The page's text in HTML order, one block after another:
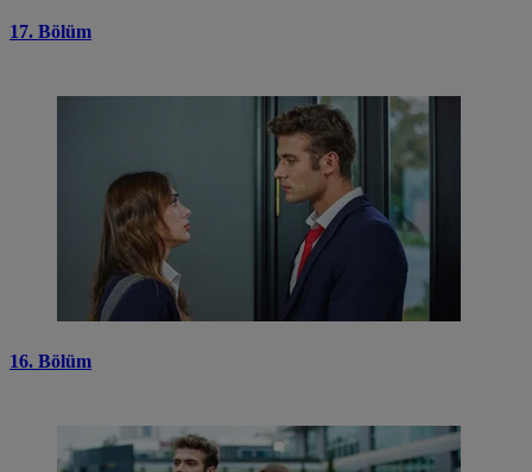
17. Bölüm
16. Bölüm